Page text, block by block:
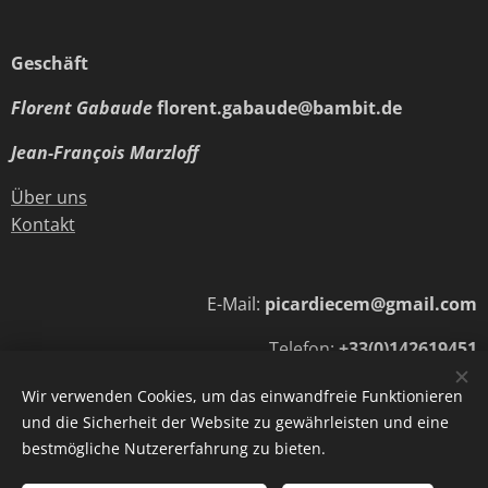
Geschäft
Florent Gabaudeflorent.gabaude@bambit.de
Jean-François Marzloff
Über uns
Kontakt
E-Mail: picardiecem@gmail.com
Telefon: +33(0)142619451
Cookies
Wir verwenden Cookies, um das einwandfreie Funktionieren
und die Sicherheit der Website zu gewährleisten und eine
bestmögliche Nutzererfahrung zu bieten.